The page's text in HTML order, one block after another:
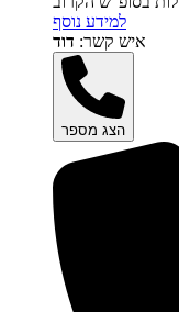
למידע נוסף
איש קשר: דוד
הצג מספר